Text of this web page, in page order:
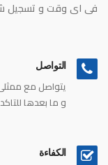
فى اى وقت و تسجيل
التواصل
يتواصل مع ممثلى
و ما بعدها
الكفاءة